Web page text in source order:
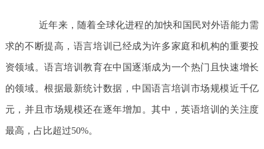
近年来，随着全球化进程的加快和国民对外语能力需
求的不断提高，语言培训已经成为许多家庭和机构的重要投
资领域。语言培训教育在中国逐渐成为一个热门且快速增长
的领域。根据最新统计数据，中国语言培训市场规模近千亿
元，并且市场规模还在逐年增加。其中，英语培训的关注度
最高，占比超过50%。